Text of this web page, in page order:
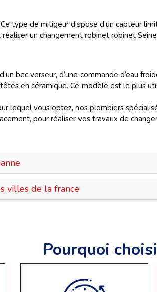
type de mitigeur dispose d’un capteur
un changement robinet robinet
bec verseur, d’une commande d’eau
en céramique. Ce modèle est le plus
lequel vous optez, nos plombiers
pour réaliser vos travaux de
villes de la france
Pourquoi